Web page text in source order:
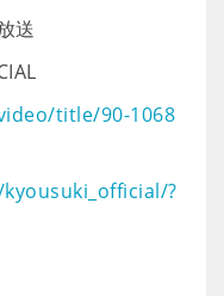
送
title/90-1068
?